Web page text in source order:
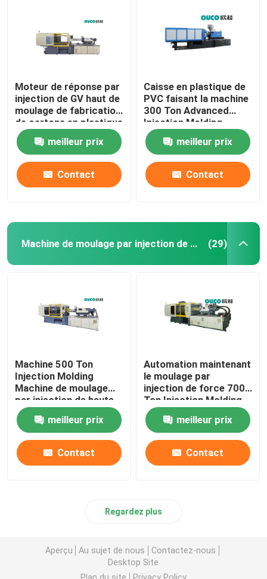
Moteur de réponse par
injection de GV haut de
moulage de fabrication
de cartons en plastique
hydraulique de machine
meilleur prix
Contact
Caisse en plastique de
PVC faisant la machine
300 Ton Advanced
Injection Molding
meilleur prix
Contact
Machine de moulage par injection de haute précision (29)
Machine 500 Ton
Injection Molding
Machine de moulage
par injection de haute
précision de la CE
meilleur prix
Contact
Automation maintenant
le moulage par
injection de force 700
Ton Injection Molding
Machine
meilleur prix
Contact
Regardez plus
Aperçu Au sujet de nous
Contactez-nous
Desktop Site
Plan du site
Privacy Policy